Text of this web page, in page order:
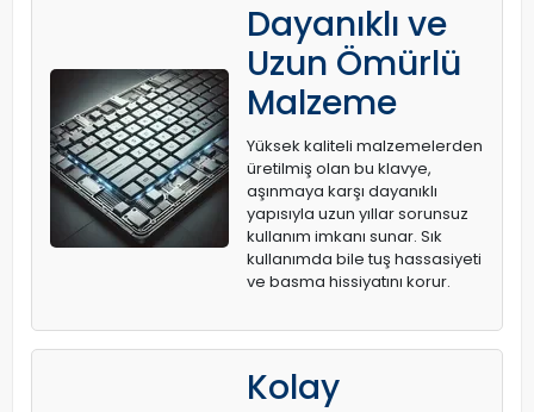
Dayanıklı ve
Uzun Ömürlü
Malzeme
Yüksek kaliteli malzemelerden
üretilmiş olan bu klavye,
aşınmaya karşı dayanıklı
yapısıyla uzun yıllar sorunsuz
kullanım imkanı sunar. Sık
kullanımda bile tuş hassasiyeti
ve basma hissiyatını korur.
Kolay